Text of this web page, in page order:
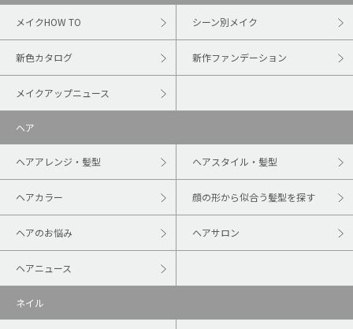
メイクHOW TO シーン別メイク
新色カタログ 新作ファンデーション
メイクアップニュース
ヘア
ヘアアレンジ・髪型 ヘアスタイル・髪型
ヘアカラー 顔の形から似合う髪型を探す
ヘアのお悩み ヘアサロン
ヘアニュース
ネイル